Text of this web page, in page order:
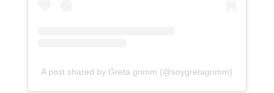
A post shared by Greta grimm (@soygretagrimm)